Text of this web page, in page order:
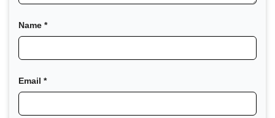
Hóa chất
Năng lượng
Thực phẩm và đồ uống
Name *
Email *